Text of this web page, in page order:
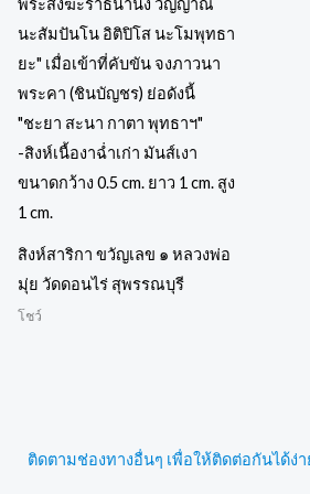
สิงห์สาริกา ขวัญเลข ๑ หลวงพ่อ
มุ่ย วัดดอนไร่ สุพรรณบุรี
โชว์
ติดตามช่องทางอื่นๆ เพื่อให้ติดต่อกันได้ง่